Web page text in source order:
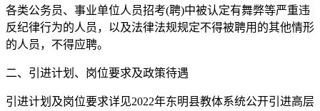
各类公务员、事业单位人员招考(聘)中被认定有舞弊等严重违
反纪律行为的人员，以及法律法规规定不得被聘用的其他情形
的人员，不得应聘。
二、引进计划、岗位要求及政策待遇
引进计划及岗位要求详见2022年东明县教体系统公开引进高层